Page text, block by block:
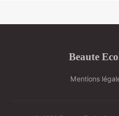
Beaute
Mentions